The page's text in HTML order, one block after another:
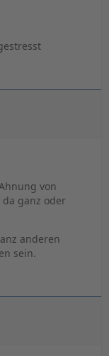
von
ganz oder
anderen
sein.